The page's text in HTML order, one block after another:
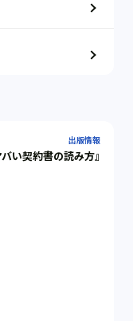
出版情報
い契約書の読み方』